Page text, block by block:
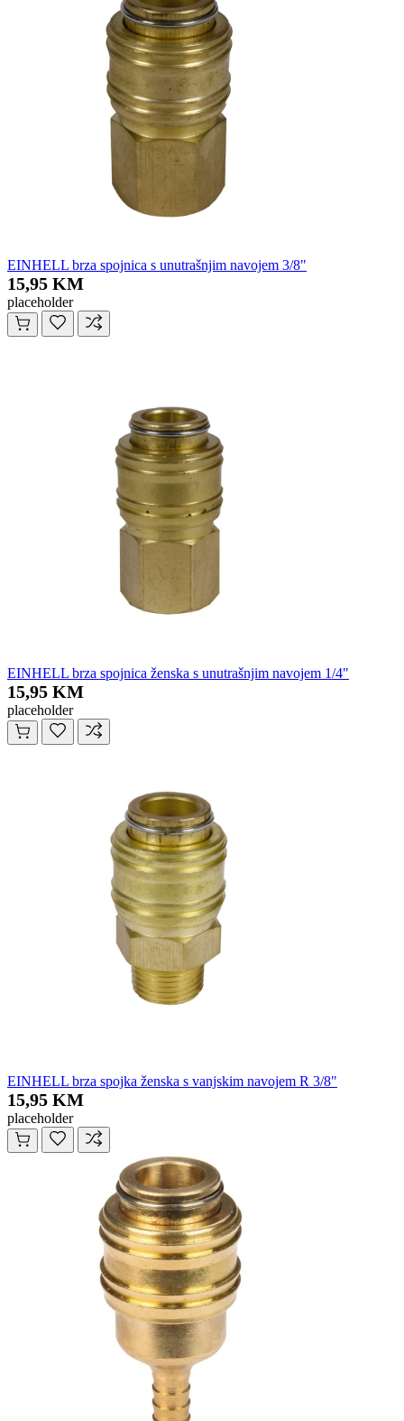
EINHELL brza spojnica s unutrašnjim navojem 3/8"
15,95 KM
placeholder
EINHELL brza spojnica ženska s unutrašnjim navojem 1/4"
15,95 KM
placeholder
EINHELL brza spojka ženska s vanjskim navojem R 3/8"
15,95 KM
placeholder